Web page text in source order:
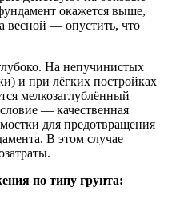
окажется выше,
весной — опустить, что
На непучинистых
и при лёгких постройках
мелкозаглублённый
— качественная
для предотвращения
В этом случае
по типу грунта: